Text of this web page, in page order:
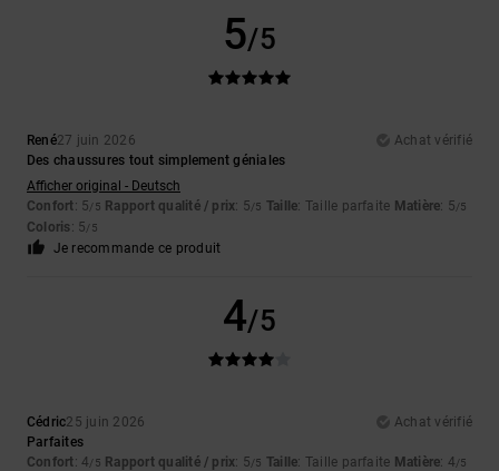
5/5
René27 juin 2026
Achat vérifié
Des chaussures tout simplement géniales
Afficher original - Deutsch
Confort: 5/5 Rapport qualité / prix: 5/5 Taille: Taille parfaite Matière: 5/5
Coloris: 5/5
Je recommande ce produit
4/5
Cédric25 juin 2026
Achat vérifié
Parfaites
Confort: 4/5 Rapport qualité / prix: 5/5 Taille: Taille parfaite Matière: 4/5